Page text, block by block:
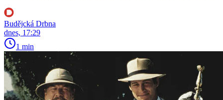
Budějcká Drbna
dnes, 17:29
1 min